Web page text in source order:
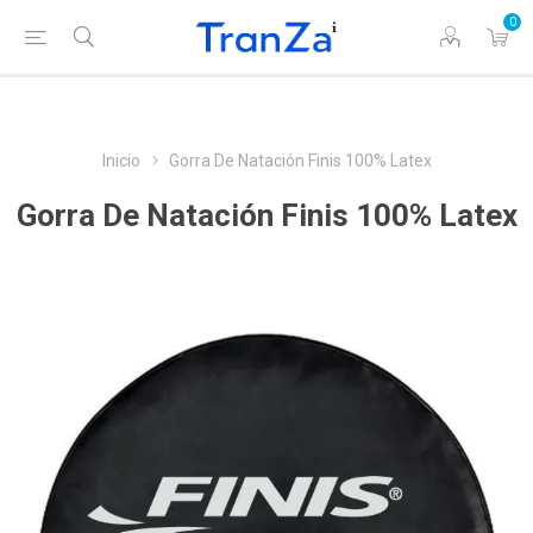
0
Inicio Gorra De Natación Finis 100% Latex
Gorra De Natación Finis 100% Latex